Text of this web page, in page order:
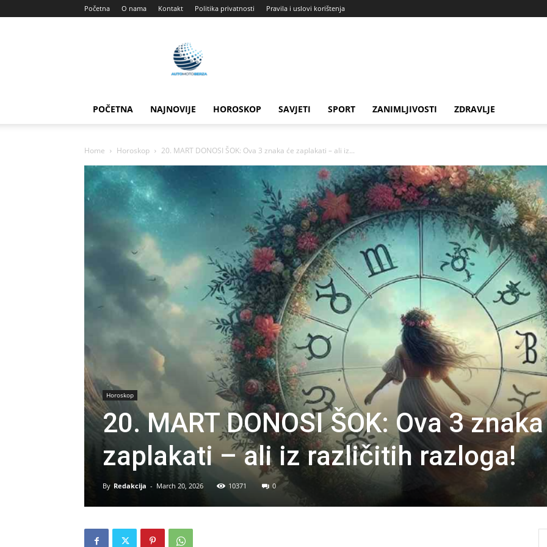
Početna O nama Kontakt Politika privatnosti Pravila i uslovi korištenja
Automotoberza
POČETNA NAJNOVIJE HOROSKOP SAVJETI SPORT ZANIMLJIVOSTI ZDRAVLJE
Home Horoskop 20. MART DONOSI ŠOK: Ova 3 znaka će zaplakati – ali iz...
Horoskop
20. MART DONOSI ŠOK: Ova 3
zaplakati – ali iz različitih razloga!
By Redakcija - March 20, 2026 10371 0